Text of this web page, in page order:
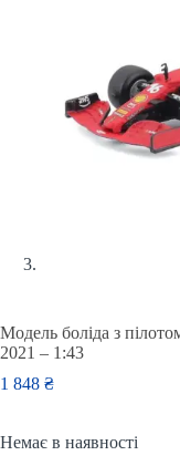
Модель боліда з
2021 – 1:43
1 848 ₴
Немає в наявності